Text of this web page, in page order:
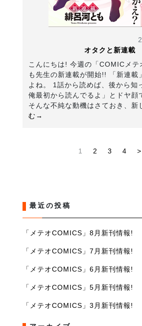
オタクと新連載
こんにちは! 今週の「COMICメテ
も先生の新連載が開始!! 「新連載
よね。 1話から読めば、後から知
俺最初から読んでるよ」とドヤ顔
そんな不純な動機はさておき、新
む→
1 2 3 4 >
最近の投稿
「メテオCOMICS」8月新刊情報!
「メテオCOMICS」7月新刊情報!
「メテオCOMICS」6月新刊情報!
「メテオCOMICS」5月新刊情報!
「メテオCOMICS」3月新刊情報!